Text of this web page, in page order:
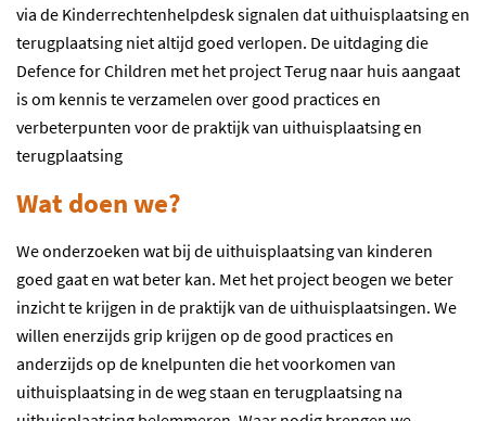
via de Kinderrechtenhelpdesk signalen dat uithuisplaatsing en
terugplaatsing niet altijd goed verlopen. De uitdaging die
Defence for Children met het project Terug naar huis aangaat
is om kennis te verzamelen over good practices en
verbeterpunten voor de praktijk van uithuisplaatsing en
terugplaatsing
Wat doen we?
We onderzoeken wat bij de uithuisplaatsing van kinderen
goed gaat en wat beter kan. Met het project beogen we beter
inzicht te krijgen in de praktijk van de uithuisplaatsingen. We
willen enerzijds grip krijgen op de good practices en
anderzijds op de knelpunten die het voorkomen van
uithuisplaatsing in de weg staan en terugplaatsing na